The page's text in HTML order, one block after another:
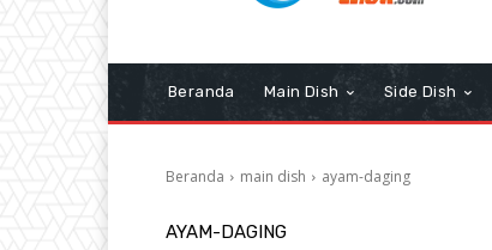
Beranda Main Dish Side Dish
Beranda main dish ayam-daging
AYAM-DAGING